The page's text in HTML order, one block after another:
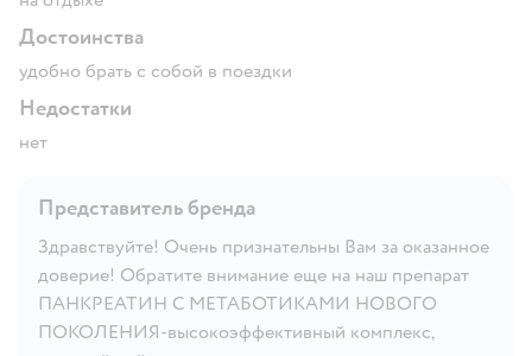
Достоинства
удобно брать с собой в поездки
Недостатки
нет
Представитель бренда
Здравствуйте! Очень признательны Вам за оказанное
доверие! Обратите внимание еще на наш препарат
ПАНКРЕАТИН С МЕТАБОТИКАМИ НОВОГО
ПОКОЛЕНИЯ-высокоэффективный комплекс,